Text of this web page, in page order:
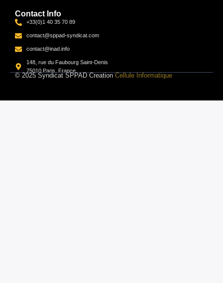
Contact Info
+33(0)1 40 35 70 89
contact@sppad-syndicat.com
contact@inad.info
148, rue du Faubourg Saint-Denis
75010 Paris, France
© 2025 Syndicat SPPAD Creation Cellule Informatique